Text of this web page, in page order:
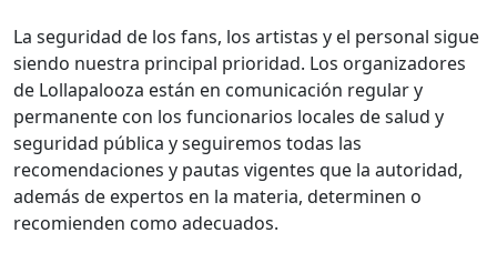
La seguridad de los fans, los artistas y el personal sigue
siendo nuestra principal prioridad. Los organizadores
de Lollapalooza están en comunicación regular y
permanente con los funcionarios locales de salud y
seguridad pública y seguiremos todas las
recomendaciones y pautas vigentes que la autoridad,
además de expertos en la materia, determinen o
recomienden como adecuados.